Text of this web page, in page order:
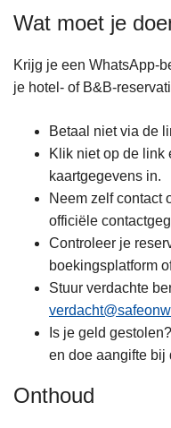
Wat moet je
Krijg je een WhatsApp-
je hotel- of B&B-
Betaal niet via de
Klik niet op de link
kaartgegevens in.
Neem zelf contact
officiële
Controleer je
boekingsplatform
Stuur verdachte
Is je geld
en doe aangifte bij
Onthoud